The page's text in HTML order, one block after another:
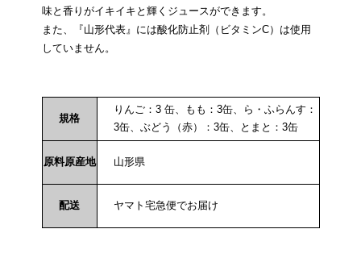
味と香りがイキイキと輝くジュースができます。
また、『山形代表』には酸化防止剤（ビタミンC）は使用
していません。
規格
りんご：3 缶、もも：3缶、ら・ふらんす：
3缶、ぶどう（赤）：3缶、とまと：3缶
原料原産地 山形県
配送 ヤマト宅急便でお届け